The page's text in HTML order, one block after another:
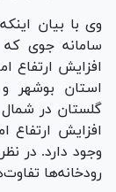
وی با بیان
سامانه جوی
افزایش ارتفاع
استان بوشهر
گلستان در
افزایش ارتفاع
وجود دارد. در
رودخانه‌ها